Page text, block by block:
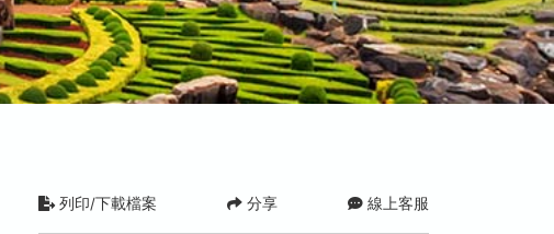
列印/下載檔案 分享 線上客服